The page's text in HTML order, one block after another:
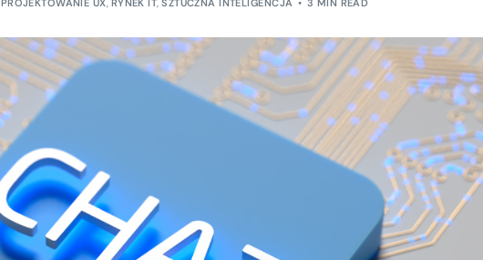
PROJEKTOWANIE UX, RYNEK IT,SZTUCZNA INTELIGENCJA 3 MIN READ